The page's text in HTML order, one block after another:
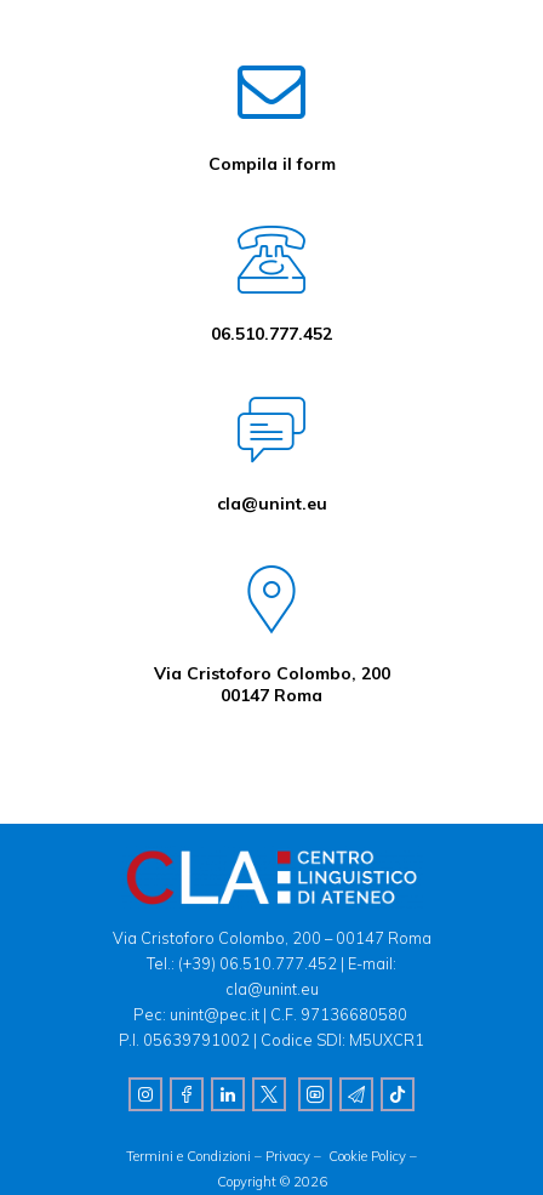
Compila il form
06.510.777.452
cla@unint.eu
Via Cristoforo Colombo, 200
00147 Roma
Via Cristoforo Colombo, 200 – 00147 Roma
Tel.: (+39) 06.510.777.452 | E-mail:
cla@unint.eu
Pec: unint@pec.it | C.F. 97136680580
P.I. 05639791002 | Codice SDI: M5UXCR1
Termini e Condizioni – Privacy – Cookie Policy –
Copyright © 2026